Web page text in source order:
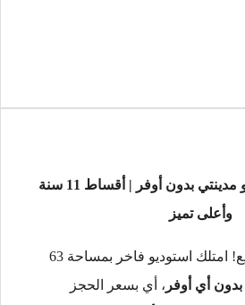
استوديو للبيع ببريفادو مدينتي بدون أوفر | أقساط 11 سنة
وأعلى تميز
فرصة نادرة لسرعة البيع! امتلك استوديو فاخر بمساحة 63
بدون أي أوفر ، أي بسعر الحجز